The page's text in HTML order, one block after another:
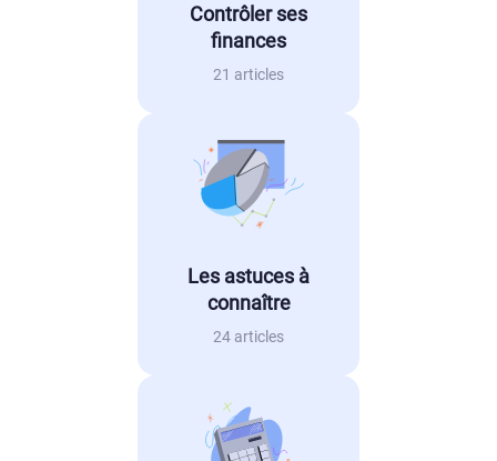
Contrôler ses
finances
21 articles
Les astuces à
connaître
24 articles